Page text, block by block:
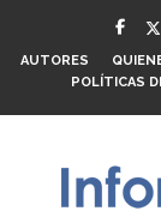
AUTORES
POLÍTICAS